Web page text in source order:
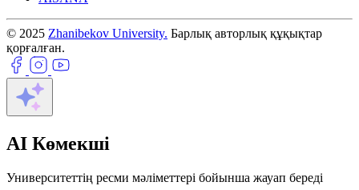
© 2025 Zhanibekov University. Барлық авторлық құқықтар
қорғалған.
AI Көмекші
Университеттің ресми мәліметтері бойынша жауап береді